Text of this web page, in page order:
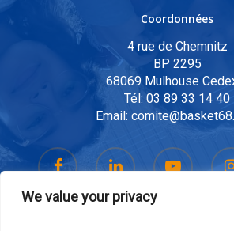
We value your privacy
Coordonnées
4 rue de Chemnitz
BP 2295
68069 Mulhouse
Tél: 03 89 33 14 40
Email: